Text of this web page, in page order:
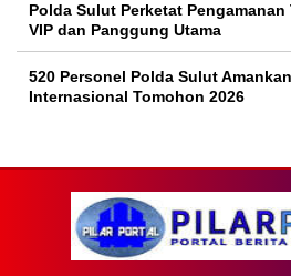
Polda Sulut Perketat
VIP dan Panggung Utama
520 Personel Polda Sulut
Internasional Tomohon 2026